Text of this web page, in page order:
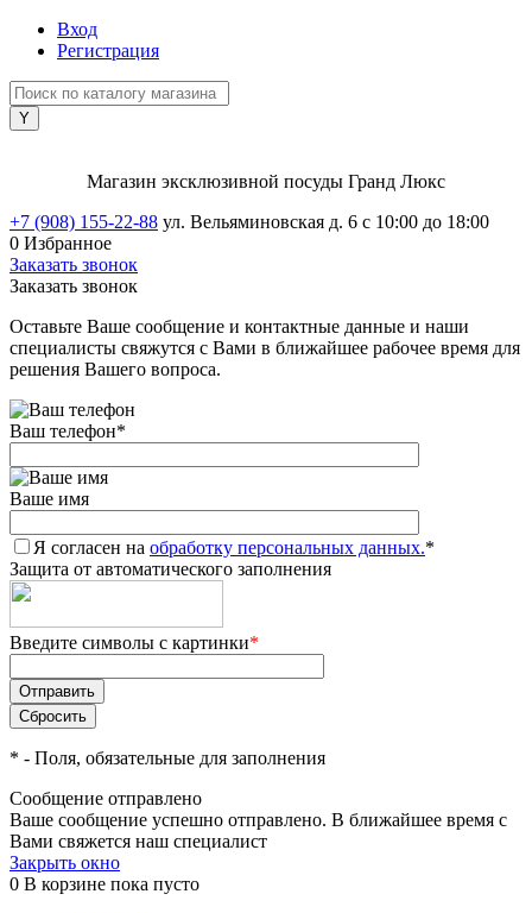
Вход
Регистрация
Магазин эксклюзивной посуды Гранд Люкс
+7 (908) 155-22-88 ул. Вельяминовская д. 6 с 10:00 до 18:00
0 Избранное
Заказать звонок
Заказать звонок
Оставьте Ваше сообщение и контактные данные и наши
специалисты свяжутся с Вами в ближайшее рабочее время для
решения Вашего вопроса.
Ваш телефон*
Ваше имя
Я согласен на обработку персональных данных.*
Защита от автоматического заполнения
Введите символы с картинки*
* - Поля, обязательные для заполнения
Сообщение отправлено
Ваше сообщение успешно отправлено. В ближайшее время с
Вами свяжется наш специалист
Закрыть окно
0 В корзине пока пусто